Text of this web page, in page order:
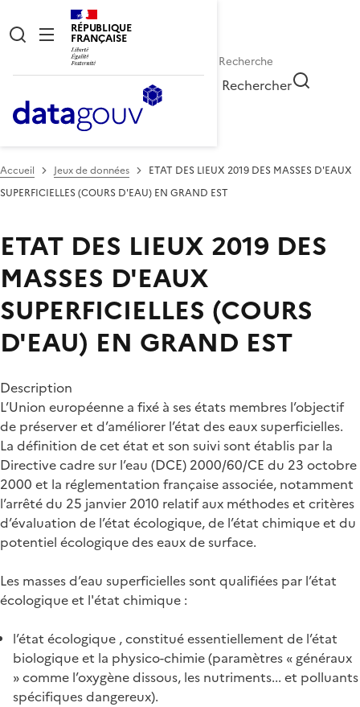
RÉPUBLIQUE
FRANÇAISE
Rechercher
Accueil Jeux de données
ETAT DES LIEUX 2019 DES MASSES D'EAUX
SUPERFICIELLES (COURS D'EAU) EN GRAND EST
ETAT DES LIEUX 2019 DES
MASSES D'EAUX
SUPERFICIELLES (COURS
D'EAU) EN GRAND EST
Description
L’Union européenne a fixé à ses états membres l’objectif
de préserver et d’améliorer l’état des eaux superficielles.
La définition de cet état et son suivi sont établis par la
Directive cadre sur l’eau (DCE) 2000/60/CE du 23 octobre
2000 et la réglementation française associée, notamment
l’arrêté du 25 janvier 2010 relatif aux méthodes et critères
d’évaluation de l’état écologique, de l’état chimique et du
potentiel écologique des eaux de surface.
Les masses d’eau superficielles sont qualifiées par l’état
écologique et l'état chimique :
l’état écologique , constitué essentiellement de l’état
biologique et la physico-chimie (paramètres « généraux
» comme l’oxygène dissous, les nutriments... et polluants
spécifiques dangereux).